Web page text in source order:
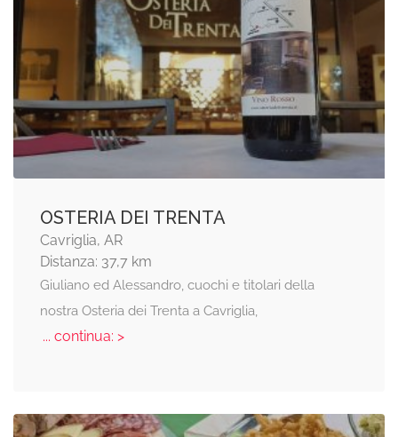
OSTERIA DEI TRENTA
Cavriglia, AR
Distanza: 37,7 km
Giuliano ed Alessandro, cuochi e titolari della
nostra Osteria dei Trenta a Cavriglia,
... continua: >